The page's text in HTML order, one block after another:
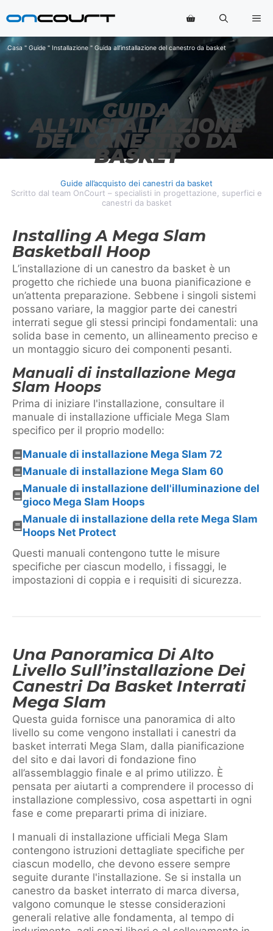
al
Casa " Guide " Installazione " Guida all’installazione del canestro da basket
GUIDA
ALL’INSTALLAZIONE
DEL CANESTRO DA
BASKET
Guide all’acquisto dei canestri da basket
Scritto dal team OnCourt – specialisti in progettazione, superfici e
canestri da basket
Installing A Mega Slam
Basketball Hoop
L’installazione di un canestro da basket è un
progetto che richiede una buona pianificazione e
un’attenta preparazione. Sebbene i singoli sistemi
possano variare, la maggior parte dei canestri
interrati segue gli stessi principi fondamentali: una
solida base in cemento, un allineamento preciso e
un montaggio sicuro dei componenti pesanti.
Manuali di installazione Mega
Slam Hoops
Prima di iniziare l'installazione, consultare il
manuale di installazione ufficiale Mega Slam
specifico per il proprio modello:
Manuale di installazione Mega Slam 72
Manuale di installazione Mega Slam 60
Manuale di installazione dell'illuminazione del
gioco Mega Slam Hoops
Manuale di installazione della rete Mega Slam
Hoops Net Protect
Questi manuali contengono tutte le misure
specifiche per ciascun modello, i fissaggi, le
impostazioni di coppia e i requisiti di sicurezza.
Una Panoramica Di Alto
Livello Sull’installazione Dei
Canestri Da Basket Interrati
Mega Slam
Questa guida fornisce una panoramica di alto
livello su come vengono installati i canestri da
basket interrati Mega Slam, dalla pianificazione
del sito e dai lavori di fondazione fino
all’assemblaggio finale e al primo utilizzo. È
pensata per aiutarti a comprendere il processo di
installazione complessivo, cosa aspettarti in ogni
fase e come prepararti prima di iniziare.
I manuali di installazione ufficiali Mega Slam
contengono istruzioni dettagliate specifiche per
ciascun modello, che devono essere sempre
seguite durante l'installazione. Se si installa un
canestro da basket interrato di marca diversa,
valgono comunque le stesse considerazioni
generali relative alle fondamenta, al tempo di